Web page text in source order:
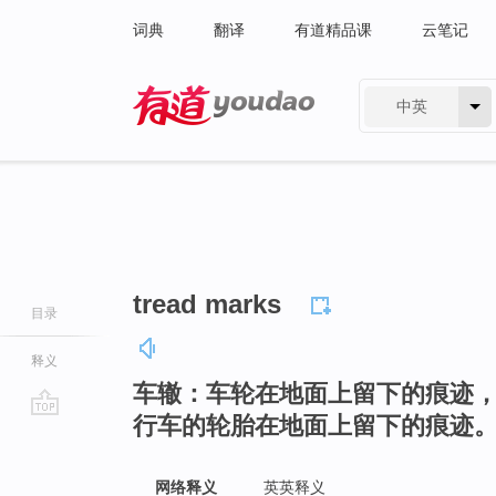
词典 翻译 有道精品课 云笔记
中英
目录
释义
tread marks
车辙：车轮在地面上留下的痕迹
行车的轮胎在地面上留下的痕迹
网络释义 英英释义